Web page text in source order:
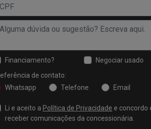
Financiamento?
Negociar usado
de contato:
Whatsapp
Telefone Email
Li e aceito a Política de Privacidade e concordo
receber comunicações da concessionária.